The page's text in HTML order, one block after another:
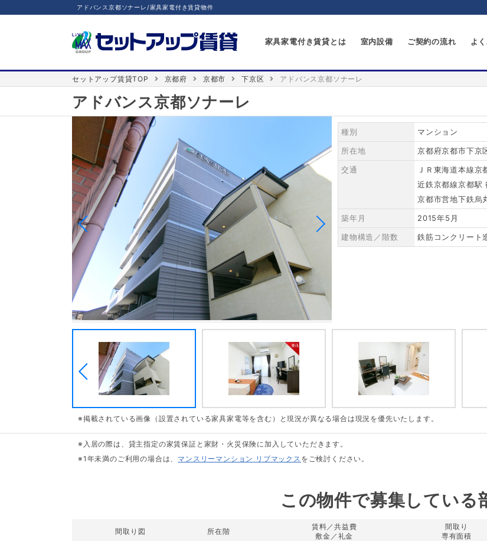
アドバンス京都ソナーレ/家具家電付き賃貸物件
家具家電付き賃貸とは 室内設備 ご契約の流れ よ
セットアップ賃貸TOP 京都府 京都市 下京区 アドバンス京都ソナーレ
アドバンス京都ソナーレ
種別
マンション
所在地
京都府京都市下京
交通
ＪＲ東海道本線京
近鉄京都線京都駅
京都市営地下鉄烏
築年月
2015年5月
建物構造／階数
鉄筋コンクリート
※掲載されている画像（設置されている家具家電等を含む）と現況が異なる場合は現況を優先いたします。
※入居の際は、貸主指定の家賃保証と家財・火災保険に加入していただきます。
※1年未満のご利用の場合は、 マンスリーマンション リブマックス をご検討ください。
この物件で募集している
間取り図 所在階
賃料／共益費
敷金／礼金
間取り
専有面積